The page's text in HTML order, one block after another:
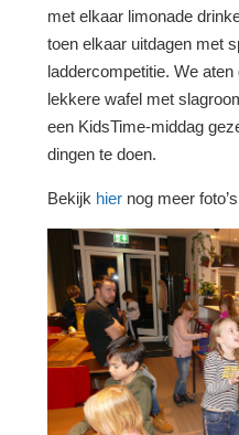
met elkaar limonade
toen elkaar uitdagen met
laddercompetitie. We
lekkere wafel met
een KidsTime-middag
dingen te doen.
Bekijk hier nog meer